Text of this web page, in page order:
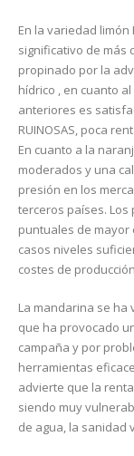
En la variedad
significativo de más
propinado por la
hídrico , en cuanto
anteriores es
RUINOSAS, poca
En cuanto a la
moderados y una
presión en los
terceros países. Los
puntuales de mayor
casos niveles
costes de
La mandarina se ha
que ha provocado
campaña y por
herramientas
advierte que la
siendo muy
de agua, la sanidad